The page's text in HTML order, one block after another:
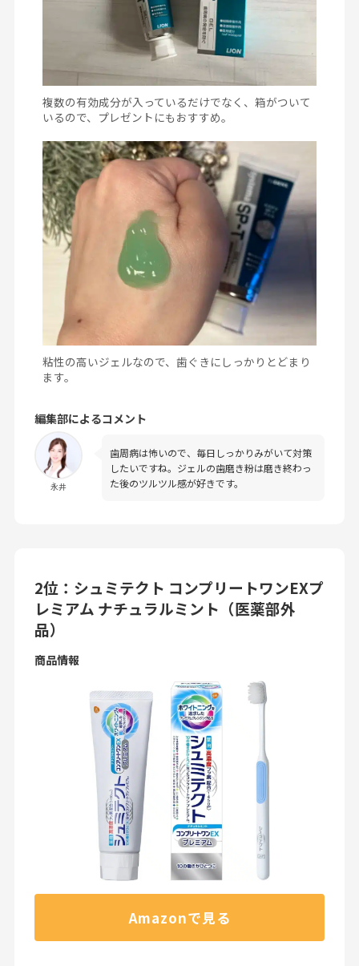
複数の有効成分が入っているだけでなく、箱がついて
いるので、プレゼントにもおすすめ。
粘性の高いジェルなので、歯ぐきにしっかりとどまり
ます。
編集部によるコメント
永井
歯周病は怖いので、毎日しっかりみがいて対策
したいですね。ジェルの歯磨き粉は磨き終わっ
た後のツルツル感が好きです。
2位：シュミテクト コンプリートワンEXプ
レミアム ナチュラルミント（医薬部外
品）
商品情報
Amazonで見る